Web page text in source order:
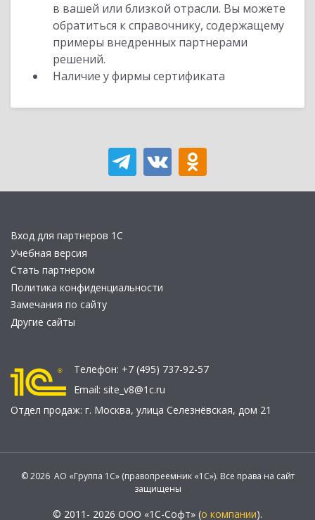
в вашей или близкой отрасли. Вы можете
обратиться к справочнику, содержащему
примеры внедренных партнерами
решений.
Наличие у фирмы сертификата
Вход для партнеров 1С
Учебная версия
Стать партнером
Политика конфиденциальности
Замечания по сайту
Другие сайты
Телефон: +7 (495) 737-92-57
Email: site_v8@1c.ru
Отдел продаж: г. Москва, улица Селезнёвская, дом 21
© 2026 АО «Группа 1С» (правопреемник «1С»). Все права на сайт
защищены
© 2011- 2026 ООО «1С-Софт» (о компании).